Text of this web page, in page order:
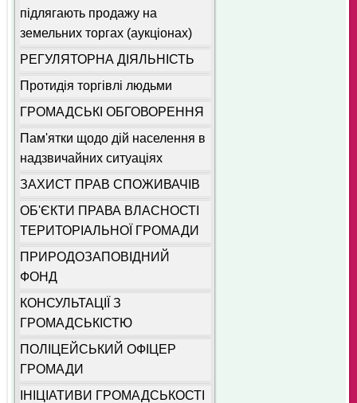
підлягають продажу на
земельних торгах (аукціонах)
РЕГУЛЯТОРНА ДІЯЛЬНІСТЬ
Протидія торгівлі людьми
ГРОМАДСЬКІ ОБГОВОРЕННЯ
Пам'ятки щодо дій населення в
надзвичайних ситуаціях
ЗАХИСТ ПРАВ СПОЖИВАЧІВ
ОБ'ЄКТИ ПРАВА ВЛАСНОСТІ
ТЕРИТОРІАЛЬНОЇ ГРОМАДИ
ПРИРОДОЗАПОВІДНИЙ
ФОНД
КОНСУЛЬТАЦІЇ З
ГРОМАДСЬКІСТЮ
ПОЛІЦЕЙСЬКИЙ ОФІЦЕР
ГРОМАДИ
ІНІЦІАТИВИ ГРОМАДСЬКОСТІ